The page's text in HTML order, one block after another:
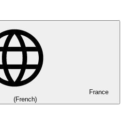
France
(French)